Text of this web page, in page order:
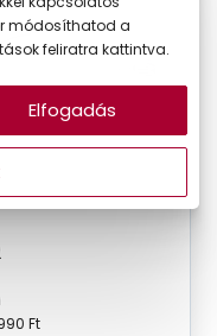
Ft
módosíthatod a
feliratra kattintva.
Elfogadás